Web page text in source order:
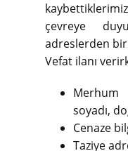
çevreye
adreslerden
Vefat ilanı
soyadı,
Cenaze
Taziye